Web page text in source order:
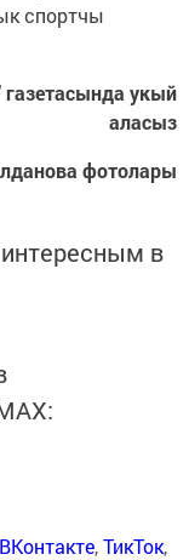
спортчы
укый
аласыз
фотолары
в
ВКонтакте,ТикТок,